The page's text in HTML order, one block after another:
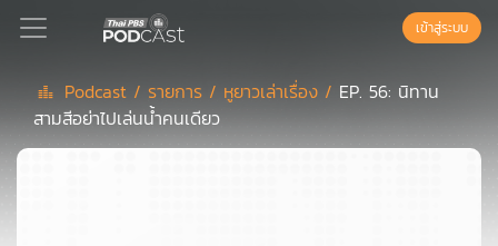
Podcast
เข้าสู่ระบบ
Podcast / รายการ / หูยาวเล่าเรื่อง / EP. 56: นิทาน
สามสีอย่าไปเล่นน้ำคนเดียว